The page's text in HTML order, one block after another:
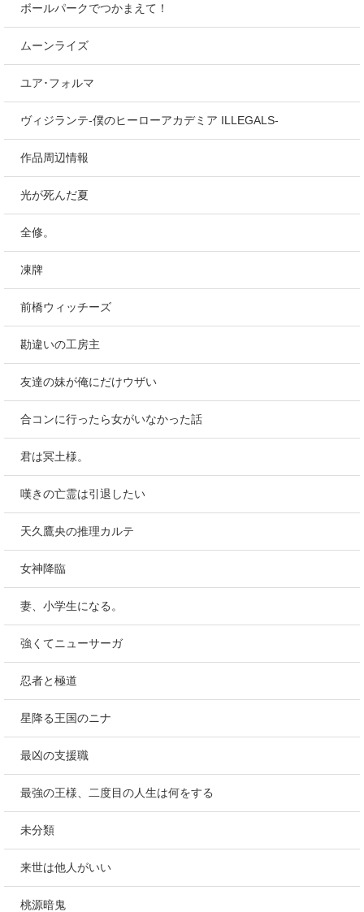
ボールパークでつかまえて！
ムーンライズ
ユア･フォルマ
ヴィジランテ-僕のヒーローアカデミア ILLEGALS-
作品周辺情報
光が死んだ夏
全修。
凍牌
前橋ウィッチーズ
勘違いの工房主
友達の妹が俺にだけウザい
合コンに行ったら女がいなかった話
君は冥土様。
嘆きの亡霊は引退したい
天久鷹央の推理カルテ
女神降臨
妻、小学生になる。
強くてニューサーガ
忍者と極道
星降る王国のニナ
最凶の支援職
最強の王様、二度目の人生は何をする
未分類
来世は他人がいい
桃源暗鬼